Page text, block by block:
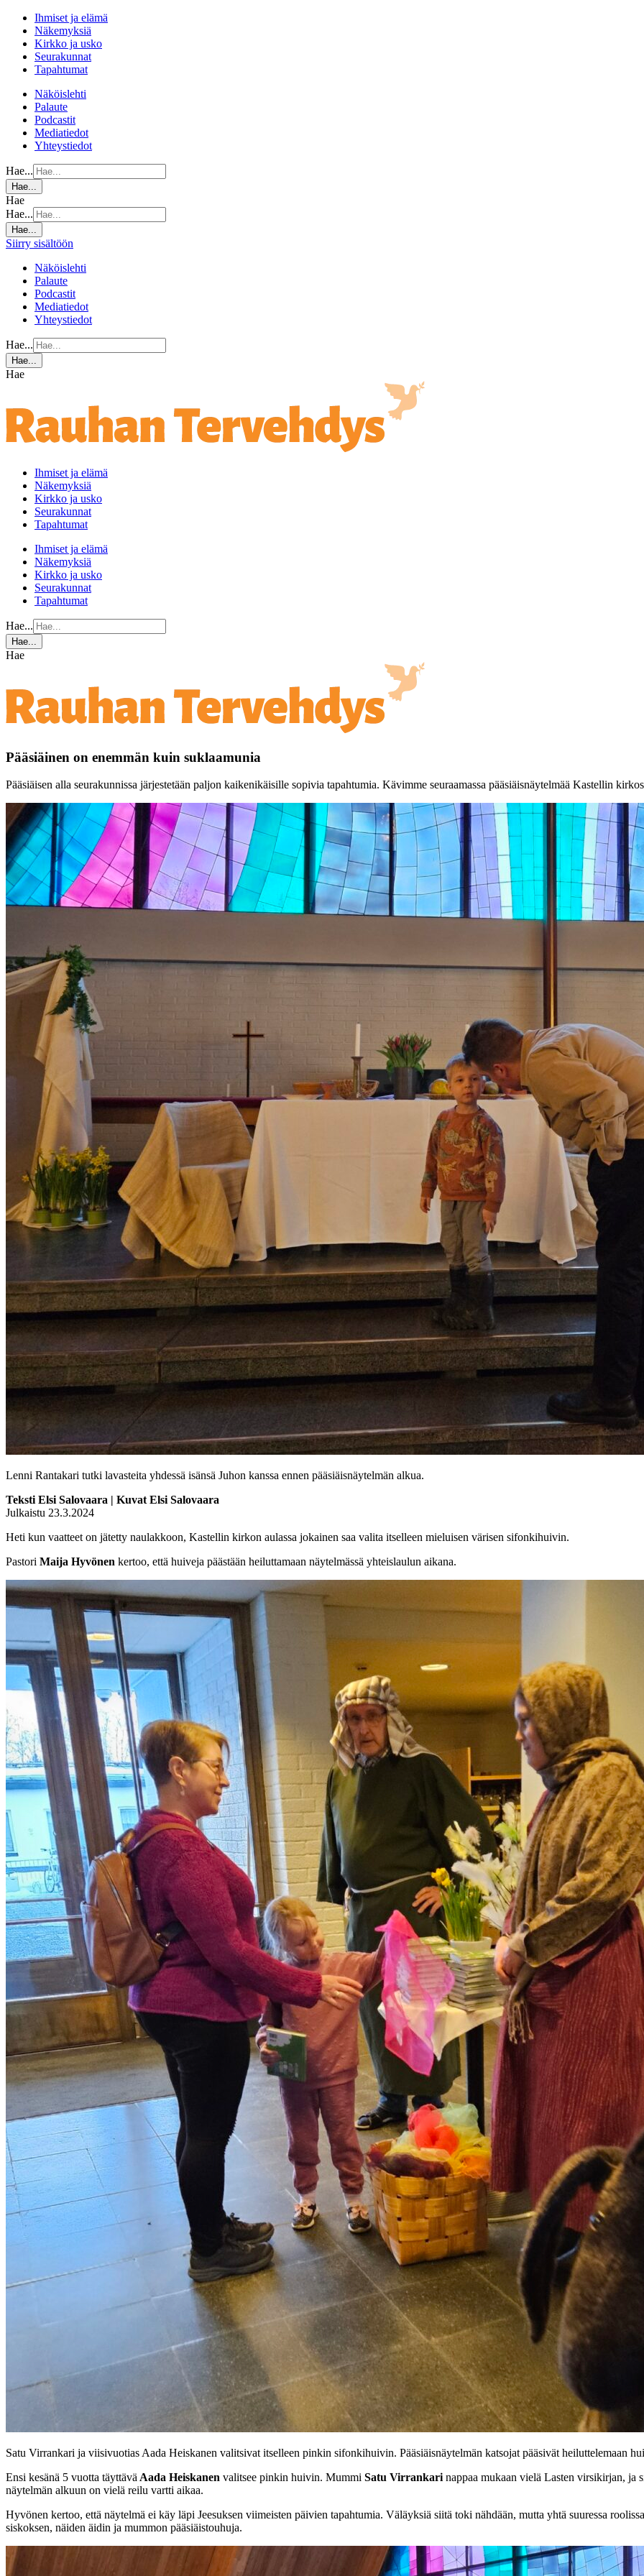
Ihmiset ja elämä
Näkemyksiä
Kirkko ja usko
Seurakunnat
Tapahtumat
Näköislehti
Palaute
Podcastit
Mediatiedot
Yhteystiedot
Hae...
Hae...
Hae
Hae...
Hae...
Siirry sisältöön
Näköislehti
Palaute
Podcastit
Mediatiedot
Yhteystiedot
Hae...
Hae...
Hae
Ihmiset ja elämä
Näkemyksiä
Kirkko ja usko
Seurakunnat
Tapahtumat
Ihmiset ja elämä
Näkemyksiä
Kirkko ja usko
Seurakunnat
Tapahtumat
Hae...
Hae...
Hae
Pääsiäinen on enemmän kuin suklaamunia
Pääsiäisen alla seurakunnissa järjestetään paljon kaikenikäisille sopivia tapahtumia. Kävimme seuraamassa pääsiäisnäytelmää Kastellin
Lenni Rantakari tutki lavasteita yhdessä isänsä Juhon kanssa ennen pääsiäisnäytelmän alkua.
Teksti Elsi Salovaara | Kuvat Elsi Salovaara
Julkaistu 23.3.2024
Heti kun vaatteet on jätetty naulakkoon, Kastellin kirkon aulassa jokainen saa valita itselleen mieluisen värisen sifonkihuivin.
Pastori Maija Hyvönen kertoo, että huiveja päästään heiluttamaan näytelmässä yhteislaulun aikana.
Satu Virrankari ja viisivuotias Aada Heiskanen valitsivat itselleen pinkin sifonkihuivin. Pääsiäisnäytelmän katsojat pääsivät heiluttelemaan
Ensi kesänä 5 vuotta täyttäväAada Heiskanen valitsee pinkin huivin. Mummi Satu Virrankarinappaa mukaan vielä Lasten virsikirjan, ja
näytelmän alkuun on vielä reilu vartti aikaa.
Hyvönen kertoo, että näytelmä ei käy läpi Jeesuksen viimeisten päivien tapahtumia. Väläyksiä siitä toki nähdään, mutta yhtä suuressa
siskoksen, näiden äidin ja mummon pääsiäistouhuja.